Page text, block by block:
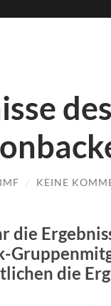
/ KEINE
die
die